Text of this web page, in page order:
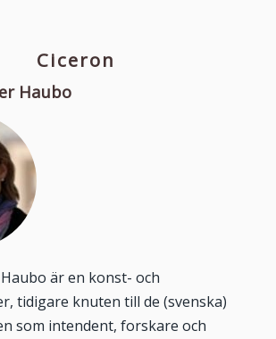
Ciceron
Haubo
är en konst- och
tidigare knuten till de (svenska)
som intendent, forskare och